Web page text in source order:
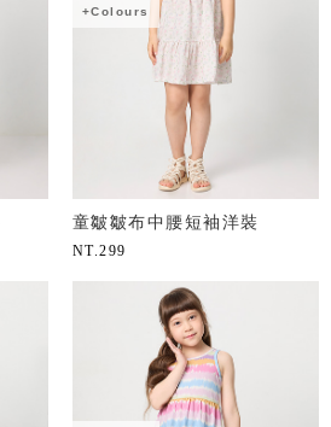
+Colours
童皺皺布中腰短袖洋裝
NT.299